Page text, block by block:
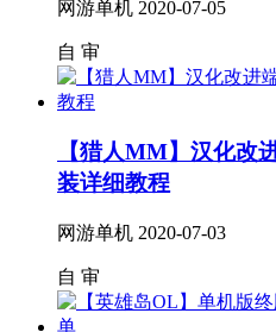
网游单机 2020-07-05
自 审
【猎人MM】汉化改
装详细教程
网游单机 2020-07-03
自 审